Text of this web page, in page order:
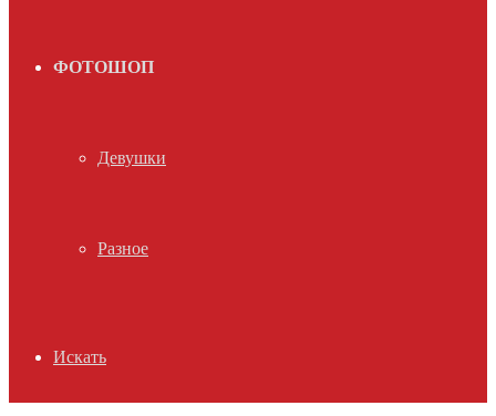
ФОТОШОП
Девушки
Разное
Искать